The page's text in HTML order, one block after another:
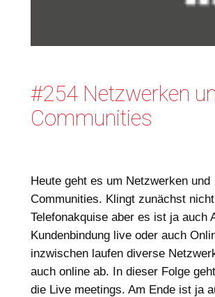
#254 Netzwerken
Communities
Heute geht es um Netzwerken und
Communities. Klingt zunächst
Telefonakquise aber es ist ja auch
Kundenbindung live oder auch
inzwischen laufen diverse
auch online ab. In dieser Folge
die Live meetings. Am Ende ist ja